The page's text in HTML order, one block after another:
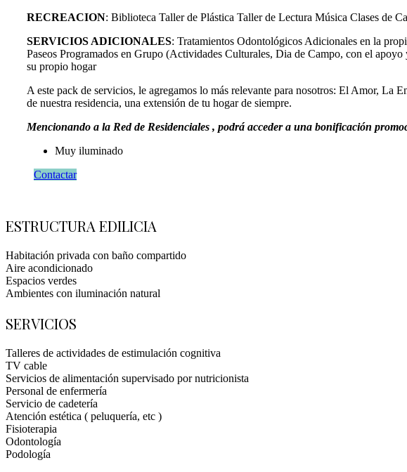
RECREACION: Biblioteca Taller de Plástica Taller de Lectura Música Clases de
SERVICIOS ADICIONALES: Tratamientos Odontológicos Adicionales en la
Paseos Programados en Grupo (Actividades Culturales, Dia de Campo, con el
su propio hogar
A este pack de servicios, le agregamos lo más relevante para nosotros: El Amor, La
de nuestra residencia, una extensión de tu hogar de siempre.
Mencionando a la Red de Residenciales , podrá acceder a una bonificación
Muy iluminado
Contactar
ESTRUCTURA EDILICIA
Habitación privada con baño compartido
Aire acondicionado
Espacios verdes
Ambientes con iluminación natural
SERVICIOS
Talleres de actividades de estimulación cognitiva
TV cable
Servicios de alimentación supervisado por nutricionista
Personal de enfermería
Servicio de cadetería
Atención estética ( peluquería, etc )
Fisioterapia
Odontología
Podología